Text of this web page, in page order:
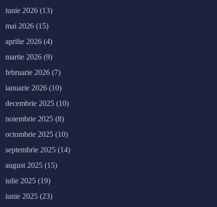
iunie 2026 (13)
mai 2026 (15)
aprilie 2026 (4)
martie 2026 (9)
februarie 2026 (7)
ianuarie 2026 (10)
decembrie 2025 (10)
noiembrie 2025 (8)
octombrie 2025 (10)
septembrie 2025 (14)
august 2025 (15)
iulie 2025 (19)
iunie 2025 (23)